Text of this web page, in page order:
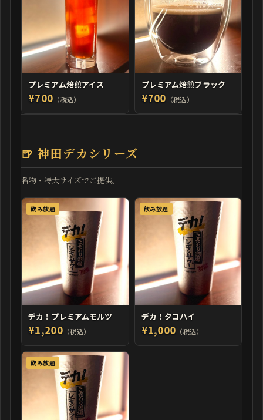
プレミアム焙煎アイス
¥700 （税込）
プレミアム焙煎ブラック
¥700 （税込）
🍺 神田デカシリーズ
名物・特大サイズでご提供。
飲み放題
デカ！プレミアムモルツ
¥1,200 （税込）
飲み放題
デカ！タコハイ
¥1,000 （税込）
飲み放題